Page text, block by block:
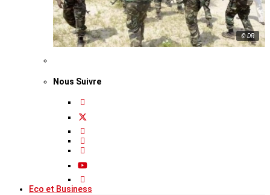
© DR
Nous Suivre
Eco et Business